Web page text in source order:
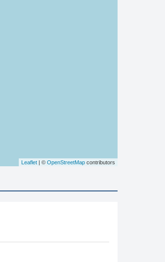
Leaflet | © OpenStreetMap contributors